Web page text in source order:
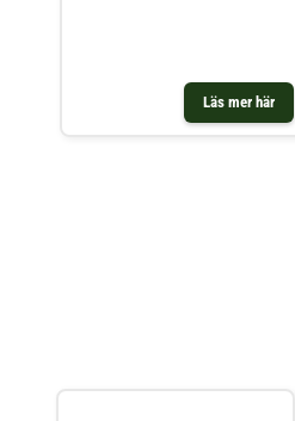
Läs mer här